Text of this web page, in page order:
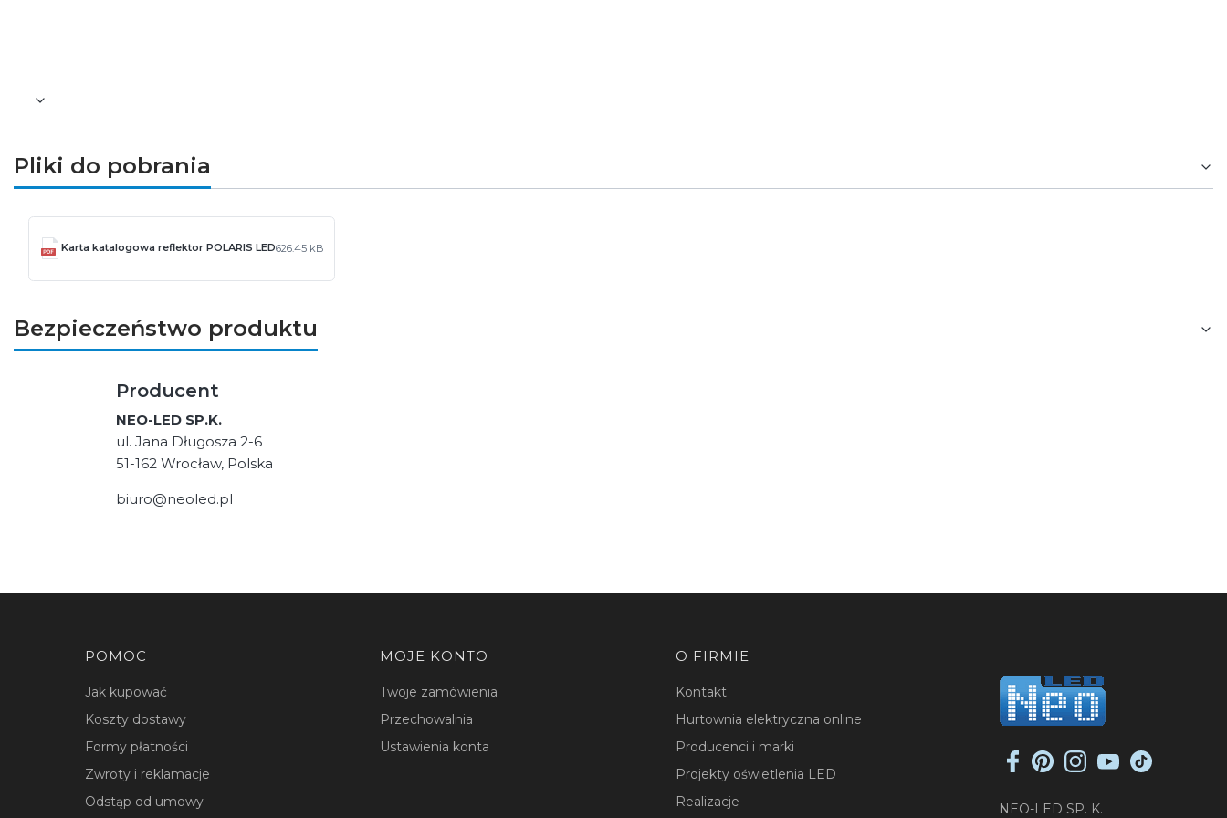
Pliki do pobrania
Karta katalogowa reflektor POLARIS LED626.45 kB
Bezpieczeństwo produktu
Producent
NEO-LED SP.K.
ul. Jana Długosza 2-6
51-162 Wrocław, Polska
biuro@neoled.pl
Linki w stopce
POMOC
Jak kupować
Koszty dostawy
Formy płatności
Zwroty i reklamacje
Odstąp od umowy
MOJE KONTO
Twoje zamówienia
Przechowalnia
Ustawienia konta
O FIRMIE
Kontakt
Hurtownia elektryczna online
Producenci i marki
Projekty oświetlenia LED
Realizacje
NEO-LED SP. K.